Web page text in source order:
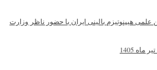
هیپنوتیزم بالینی ایران با حضور ناظر وزارت